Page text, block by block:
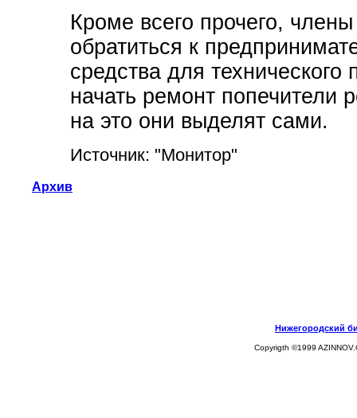
Кроме всего прочего,
обратиться к
средства для
начать ремонт попечители
на это они выделят сами.
Источник: "Монитор"
Архив
Нижегородский
Copyrigth ©1999